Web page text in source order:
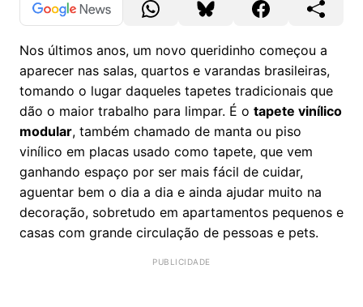
Nos últimos anos, um novo queridinho começou a
aparecer nas salas, quartos e varandas brasileiras,
tomando o lugar daqueles tapetes tradicionais que
dão o maior trabalho para limpar. É o tapete vinílico
modular, também chamado de manta ou piso
vinílico em placas usado como tapete, que vem
ganhando espaço por ser mais fácil de cuidar,
aguentar bem o dia a dia e ainda ajudar muito na
decoração, sobretudo em apartamentos pequenos e
casas com grande circulação de pessoas e pets.